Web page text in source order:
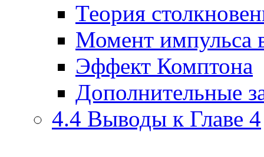
Теория
Момент импульса
Эффект Комптона
Дополнительные
4.4 Выводы к Главе 4